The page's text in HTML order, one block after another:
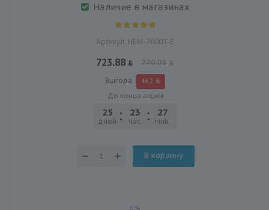
Наличие в магазинах
Артикул: HEM-7600T-E
723.88 770.08
Выгода 46.2
До конца акции
25
дней
23
час.
27
мин.
В корзину